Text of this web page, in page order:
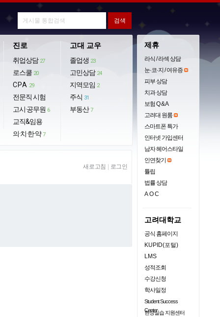
진로
취업상담 27
로스쿨 20
CPA 29
전문직 시험
고시·공무원 6
교직&임용
의·치·한·약 7
고대 교우
졸업생 23
고민상담 24
지역모임 2
주식 31
부동산 7
새로고침 로그인
제휴
라식 / 라섹 상담
눈·코·지 / 여유증
피부 상담
치과 상담
보험 Q & A
고려대 원룸
스마트폰 특가
인터넷 가입센터
남자 헤어스타일
인연찾기
튤립
법률 상담
AOC
고려대학교
공식 홈페이지
KUPID(포털)
LMS
성적조회
수강신청
학사일정
Student Success
Center
현장실습 지원센터